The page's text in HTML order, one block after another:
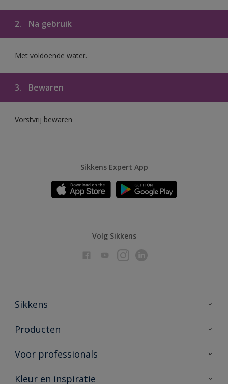
2. Na gebruik
Met voldoende water.
3. Bewaren
Vorstvrij bewaren
Sikkens Expert App
Volg Sikkens
Sikkens
Over Sikkens
Duurzaamheid
Producten
Producten voor binnen
Vind je verkooppunt
Voor professionals
Advies & service
Kleur en inspiratie